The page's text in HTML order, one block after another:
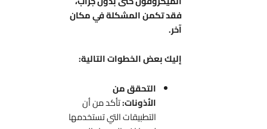
فقد تكمن المشكلة في مكان
إليك بعض الخطوات التالية:
التحقق من
الأذونات:تأكد من أن
التطبيقات التي تستخدمها